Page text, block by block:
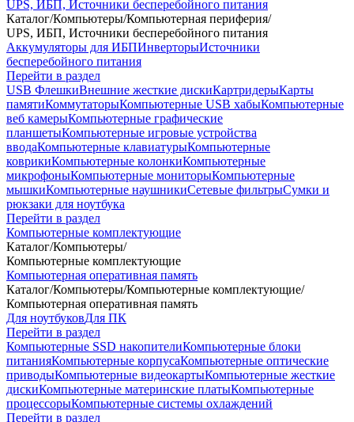
UPS, ИБП, Источники бесперебойного питания
Каталог/Компьютеры/Компьютерная периферия/
UPS, ИБП, Источники бесперебойного питания
Аккумуляторы для ИБПИнверторыИсточники
бесперебойного питания
Перейти в раздел
USB ФлешкиВнешние жесткие дискиКартридерыКарты
памятиКоммутаторыКомпьютерные USB хабыКомпьютерные
веб камерыКомпьютерные графические
планшетыКомпьютерные игровые устройства
вводаКомпьютерные клавиатурыКомпьютерные
коврикиКомпьютерные колонкиКомпьютерные
микрофоныКомпьютерные мониторыКомпьютерные
мышкиКомпьютерные наушникиСетевые фильтрыСумки и
рюкзаки для ноутбука
Перейти в раздел
Компьютерные комплектующие
Каталог/Компьютеры/
Компьютерные комплектующие
Компьютерная оперативная память
Каталог/Компьютеры/Компьютерные комплектующие/
Компьютерная оперативная память
Для ноутбуковДля ПК
Перейти в раздел
Компьютерные SSD накопителиКомпьютерные блоки
питанияКомпьютерные корпусаКомпьютерные оптические
приводыКомпьютерные видеокартыКомпьютерные жесткие
дискиКомпьютерные материнские платыКомпьютерные
процессорыКомпьютерные системы охлаждений
Перейти в раздел